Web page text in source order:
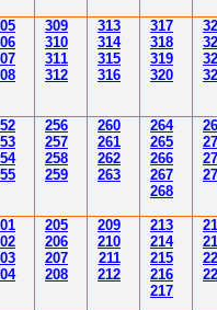
5
7
309
310
311
312
313
314
315
316
317
318
319
320
3
3
3
3
256
257
258
259
260
261
262
263
264
265
266
267
268
26
2
2
2
205
206
207
208
209
210
211
212
213
214
215
216
217